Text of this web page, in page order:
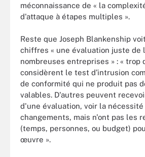
méconnaissance de « la
d'attaque à étapes multiples ».
Reste que Joseph Blankenship
chiffres « une évaluation juste de
nombreuses entreprises » : « trop
considèrent le test d’intrusion
de conformité qui ne produit pas
valables. D'autres peuvent
d'une évaluation, voir la nécessité
changements, mais n'ont pas les
(temps, personnes, ou budget)
œuvre ».